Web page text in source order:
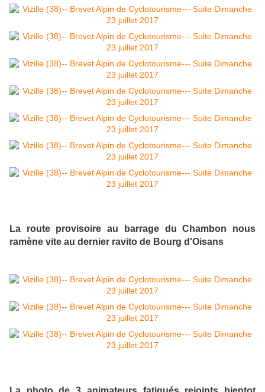
La route provisoire au barrage du Chambon nous
ramène vite au dernier ravito de Bourg d'Oisans